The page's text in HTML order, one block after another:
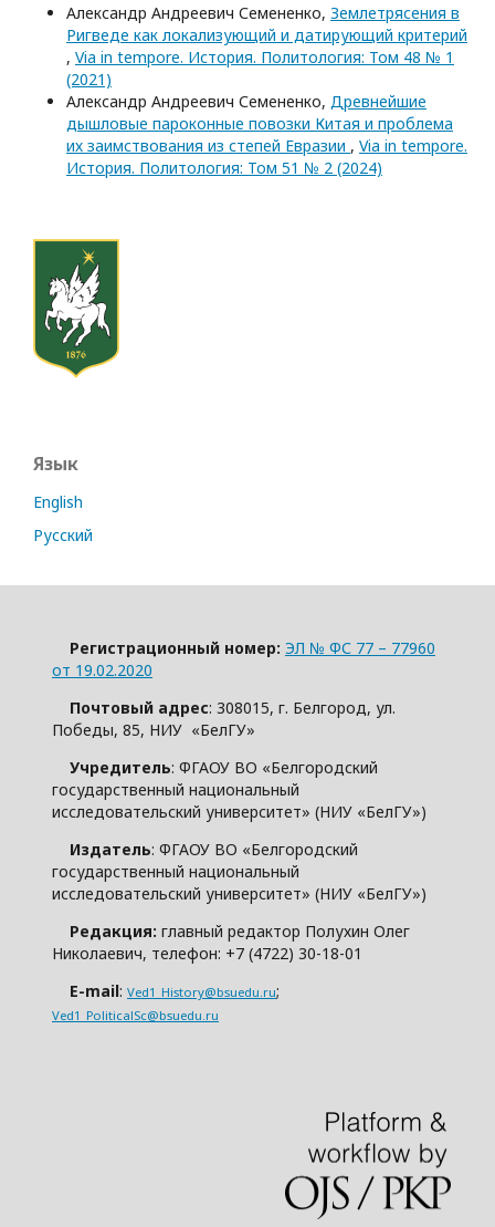
Александр Андреевич Семененко, Землетрясения в
Ригведе как локализующий и датирующий критерий
, Via in tempore. История. Политология: Том 48 № 1
(2021)
Александр Андреевич Семененко, Древнейшие
дышловые пароконные повозки Китая и проблема
их заимствования из степей Евразии , Via in tempore.
История. Политология: Том 51 № 2 (2024)
Язык
English
Русский
Регистрационный номер: ЭЛ № ФС 77 – 77960
от 19.02.2020
Почтовый адрес: 308015, г. Белгород, ул.
Победы, 85, НИУ «БелГУ»
Учредитель: ФГАОУ ВО «Белгородский
государственный национальный
исследовательский университет» (НИУ «БелГУ»)
Издатель: ФГАОУ ВО «Белгородский
государственный национальный
исследовательский университет» (НИУ «БелГУ»)
Редакция: главный редактор Полухин Олег
Николаевич, телефон: +7 (4722) 30-18-01
E-mail: Ved1_History@bsuedu.ru;
Ved1_PoliticalSc@bsuedu.ru